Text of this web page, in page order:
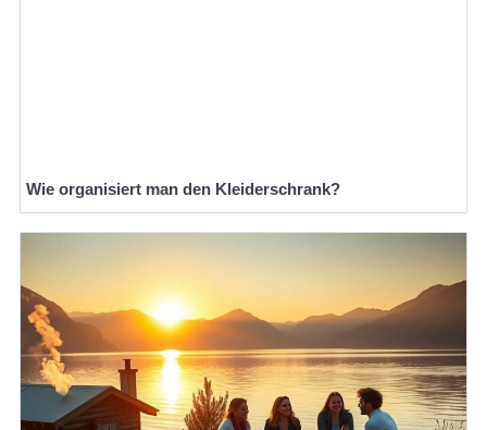
Wie organisiert man den Kleiderschrank?